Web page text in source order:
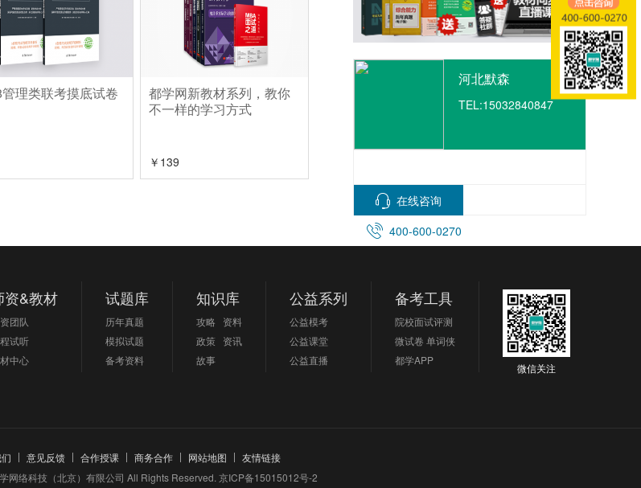
理类联考摸底试卷
都学网新教材系列，教你
不一样的学习方式
￥ 139
河北默森
TEL:15032840847
在线咨询
400-600-0270
资&教材
团队
试听
中心
试题库
历年真题
模拟试题
备考资料
知识库
攻略
资料
政策 资讯
故事
公益系列
公益模考
公益课堂
公益直播
备考工具
院校面试评测
微试卷 单词侠
都学APP
微信关注
意见反馈 合作授课 商务合作 网站地图
友情链接
网络科技（北京）有限公司 All Rights Reserved. 京ICP备15015012号-2